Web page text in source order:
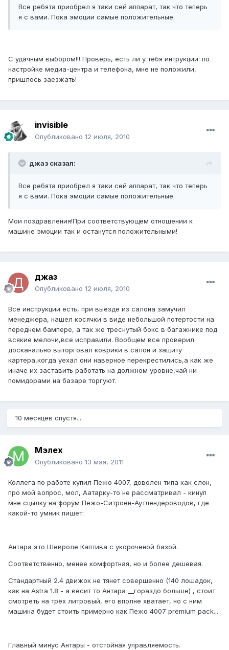
Все ребята приобрел я таки сей аппарат, так что теперь
я с вами. Пока эмоции самые положительные.
С удачным выбором!!! Проверь, есть ли у тебя интрукции: по
настройке медиа-центра и телефона, мне не положили,
пришлось заезжать!
invisible
Опубликовано 12 июля, 2010
джаз сказал:
Все ребята приобрел я таки сей аппарат, так что теперь
я с вами. Пока эмоции самые положительные.
Мои поздравления!При соответствующем отношении к
машине эмоции так и останутся положительными!
джаз
Опубликовано 12 июля, 2010
Все инструкции есть, при выезде из салона замучил
менеджера, нашел косячки в виде небольшой потертости на
переднем бампере, а так же треснутый бокс в багажнике под
всякие мелочи,все исправили. Вообщем все проверил
досканально выторговал коврики в салон и защиту
картера,когда уехал они наверное перекрестились,а как же
иначе их заставить работать на должном уровне,чай ни
помидорами на базаре торгуют.
10 месяцев спустя...
Мэлех
Опубликовано 13 мая, 2011
Коллега по работе купил Пежо 4007, доволен типа как слон,
про мой вопрос, мол, Аатарку-то не рассматривал - кинул
мне сцылку на форум Пежо-Ситроен-Аутлендероводов, где
какой-то умник пишет:
Антара это Шевроле Каптива с укороченой базой.
Соответственно, менее комфортная, но и более дешевая.
Стандартный 2.4 движок не тянет совершенно (140 лошадок,
как на Astra 1.8 - а весит то Антара __гораздо больше) , стоит
смотреть на трёх литровый, его вполне хватает, но с ним
машина будет стоить примерно как Пежо 4007 premium pack...
Главный минус Антары - отстойная управляемость.